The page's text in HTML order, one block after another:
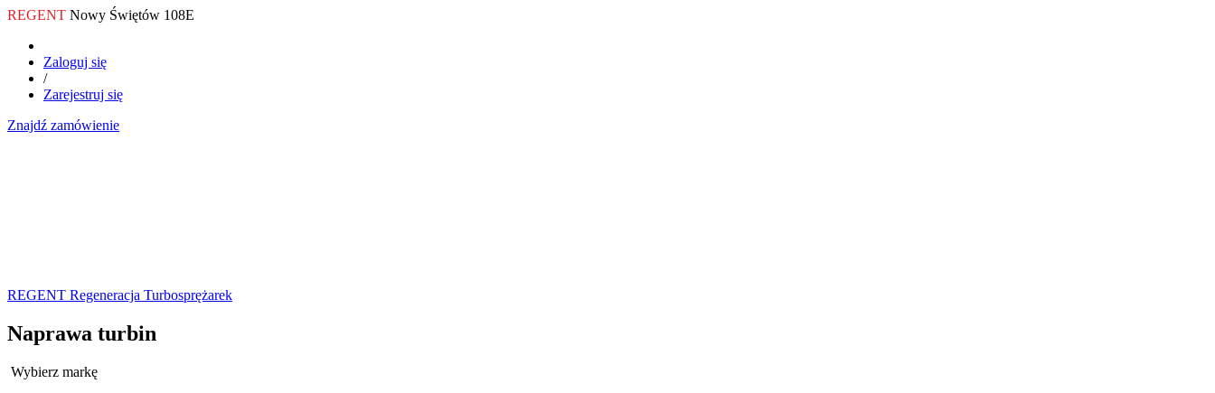
REGENT Nowy Świętów 108E
Zaloguj się
/
Zarejestruj się
Znajdź zamówienie
REGENT Regeneracja Turbosprężarek
Naprawa turbin
Wybierz markę